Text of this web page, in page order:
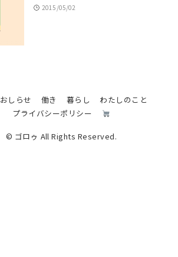
2015/05/02
おしらせ 働き 暮らし
わたしのこと
プライバシーポリシー
© ゴロゥ All Rights Reserved.